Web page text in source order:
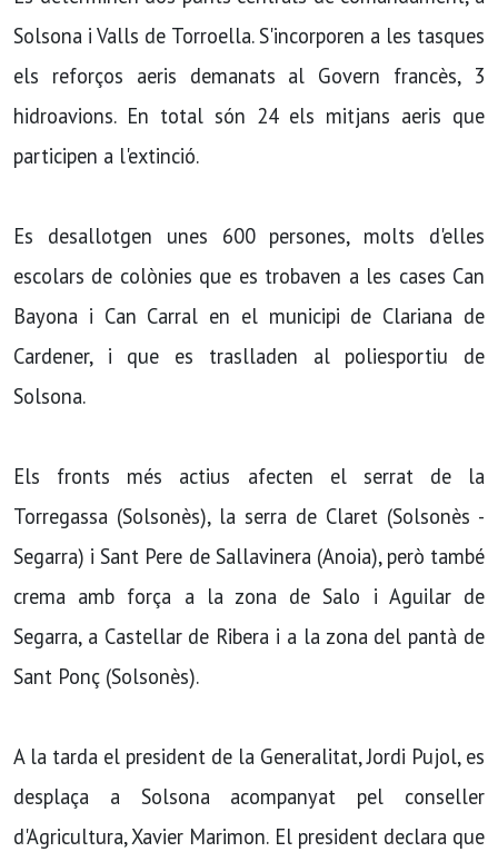
Solsona i Valls de Torroella. S'incorporen a les tasques
els reforços aeris demanats al Govern francès, 3
hidroavions. En total són 24 els mitjans aeris que
participen a l'extinció.
Es desallotgen unes 600 persones, molts d'elles
escolars de colònies que es trobaven a les cases Can
Bayona i Can Carral en el municipi de Clariana de
Cardener, i que es traslladen al poliesportiu de
Solsona.
Els fronts més actius afecten el serrat de la
Torregassa (Solsonès), la serra de Claret (Solsonès -
Segarra) i Sant Pere de Sallavinera (Anoia), però també
crema amb força a la zona de Salo i Aguilar de
Segarra, a Castellar de Ribera i a la zona del pantà de
Sant Ponç (Solsonès).
A la tarda el president de la Generalitat, Jordi Pujol, es
desplaça a Solsona acompanyat pel conseller
d'Agricultura, Xavier Marimon. El president declara que